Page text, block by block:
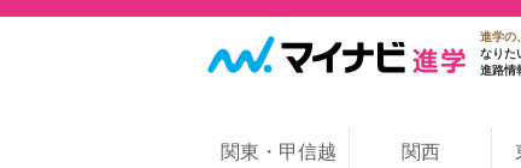
進学の
なりた
進路情
関東・甲信越 関西